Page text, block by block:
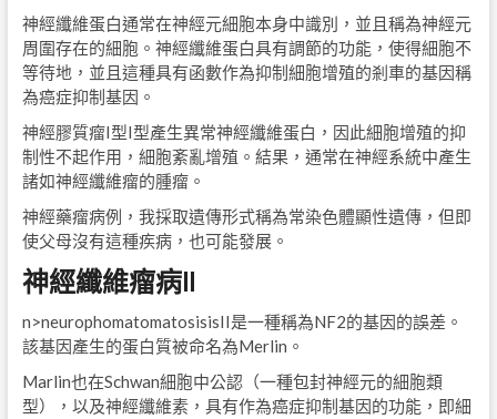
神經纖維蛋白通常在神經元細胞本身中識別，並且稱為神經元
周圍存在的細胞。神經纖維蛋白具有調節的功能，使得細胞不
等待地，並且這種具有函數作為抑制細胞增殖的剎車的基因稱
為癌症抑制基因。
神經膠質瘤I型I型產生異常神經纖維蛋白，因此細胞增殖的抑
制性不起作用，細胞紊亂增殖。結果，通常在神經系統中產生
諸如神經纖維瘤的腫瘤。
神經藥瘤病例，我採取遺傳形式稱為常染色體顯性遺傳，但即
使父母沒有這種疾病，也可能發展。
神經纖維瘤病II
n>neurophomatomatosisisII是一種稱為NF2的基因的誤差。
該基因產生的蛋白質被命名為Merlin。
Marlin也在Schwan細胞中公認（一種包封神經元的細胞類
型），以及神經纖維素，具有作為癌症抑制基因的功能，即細